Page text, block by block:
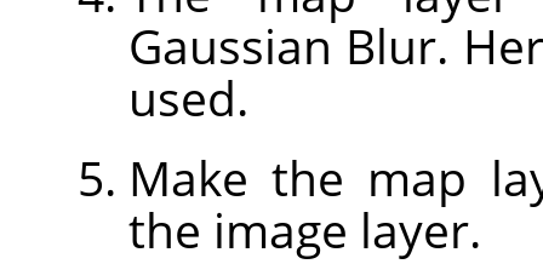
Gaussian Blur.
used.
Make the map
the image layer.